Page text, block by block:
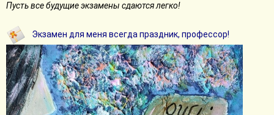
Пусть все будущие экзамены сдаются легко!
Экзамен для меня всегда праздник, профессор!